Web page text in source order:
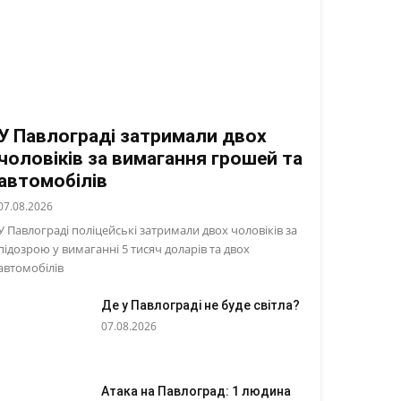
Павлограді затримали двох
за вимагання грошей та
Павлограді поліцейські затримали двох чоловіків за
у вимаганні 5 тисяч доларів та двох
Де у Павлограді не буде світла?
07.08.2026
Атака на Павлоград: 1 людина